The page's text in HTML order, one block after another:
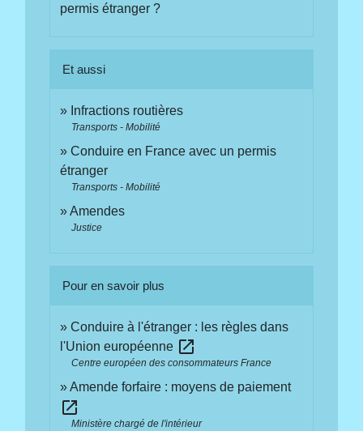
permis étranger ?
Et aussi
Infractions routières
Transports - Mobilité
Conduire en France avec un permis
étranger
Transports - Mobilité
Amendes
Justice
Pour en savoir plus
Conduire à l'étranger : les règles dans
l'Union européenne open_in_new
Centre européen des consommateurs France
Amende forfaire : moyens de paiement
open_in_new
Ministère chargé de l'intérieur